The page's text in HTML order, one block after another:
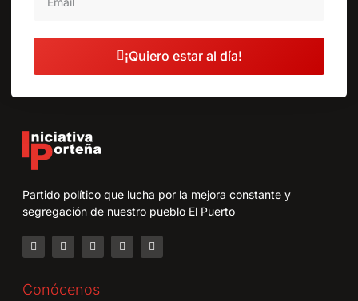
¡Quiero estar al día!
Partido político que lucha por la mejora constante y
segregación de nuestro pueblo El Puerto
Conócenos